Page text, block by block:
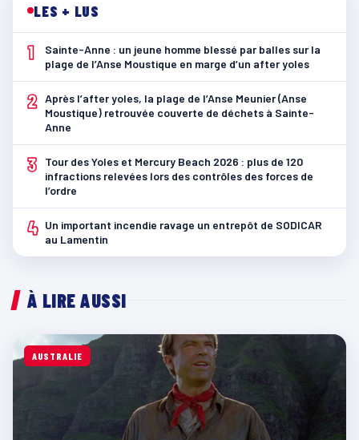
LES + LUS
1
Sainte-Anne : un jeune homme blessé par balles sur la
plage de l’Anse Moustique en marge d’un after yoles
2 Après l’after yoles, la plage de l’Anse Meunier (Anse
Moustique) retrouvée couverte de déchets à Sainte-
Anne
3
Tour des Yoles et Mercury Beach 2026 : plus de 120
infractions relevées lors des contrôles des forces de
l’ordre
4 Un important incendie ravage un entrepôt de SODICAR
au Lamentin
À LIRE AUSSI
AUSTRALIE